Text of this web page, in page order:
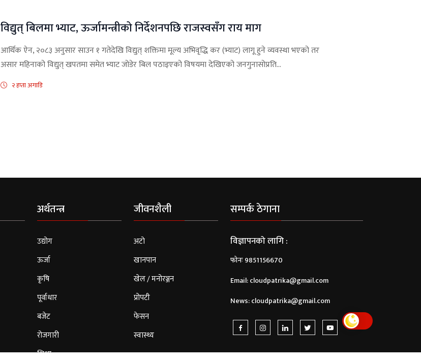
विद्युत् बिलमा भ्याट, ऊर्जामन्त्रीको निर्देशनपछि राजस्वसँग राय माग
आर्थिक ऐन, २०८३ अनुसार साउन १ गतेदेखि विद्युत् शक्तिमा मूल्य अभिवृद्धि कर (भ्याट) लागू हुने व्यवस्था भएको तर
असार महिनाको विद्युत् खपतमा समेत भ्याट जोडेर बिल पठाइएको विषयमा देखिएको जनगुनासोप्रति...
२ हप्ता अगाडि
अर्थतन्त्र
उद्योग
ऊर्जा
कृषि
पूर्वाधार
बजेट
रोजगारी
शिक्षा
जीवनशैली
अटो
खानपान
खेल / मनोरञ्जन
प्रोपटी
फेसन
स्वास्थ्य
सम्पर्क ठेगाना
विज्ञापनको लागि :
फोनः 9851156670
Email:cloudpatrika@gmail.com
News:cloudpatrika@gmail.com